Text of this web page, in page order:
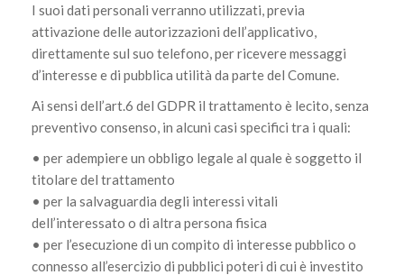
I suoi dati personali verranno utilizzati, previa
attivazione delle autorizzazioni dell’applicativo,
direttamente sul suo telefono, per ricevere messaggi
d’interesse e di pubblica utilità da parte del Comune.
Ai sensi dell’art.6 del GDPR il trattamento è lecito, senza
preventivo consenso, in alcuni casi specifici tra i quali:
• per adempiere un obbligo legale al quale è soggetto il
titolare del trattamento
• per la salvaguardia degli interessi vitali
dell’interessato o di altra persona fisica
• per l’esecuzione di un compito di interesse pubblico o
connesso all’esercizio di pubblici poteri di cui è investito